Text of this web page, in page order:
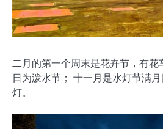
二月的第一个周末是花卉节，有
日为泼水节； 十一月是水灯节满
灯。